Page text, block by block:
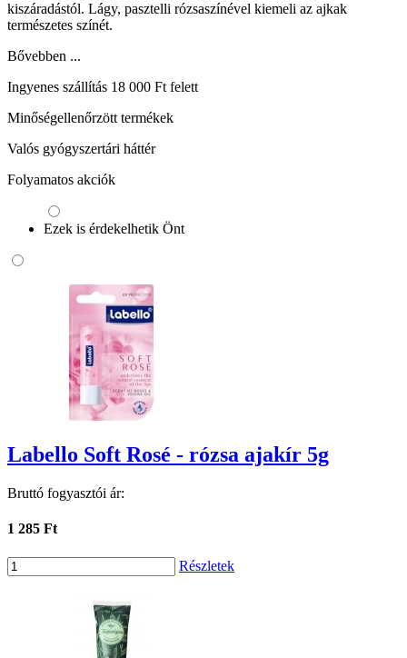
kiszáradástól. Lágy, pasztelli rózsaszínével kiemeli az ajkak
természetes színét.
Bővebben ...
Ingyenes szállítás 18 000 Ft felett
Minőségellenőrzött termékek
Valós gyógyszertári háttér
Folyamatos akciók
Ezek is érdekelhetik Önt
Labello Soft Rosé - rózsa ajakír 5g
Bruttó fogyasztói ár:
1 285 Ft
Részletek